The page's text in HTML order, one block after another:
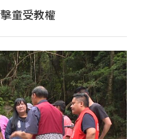
童受教權